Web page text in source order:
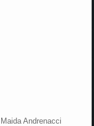
Andrenacci